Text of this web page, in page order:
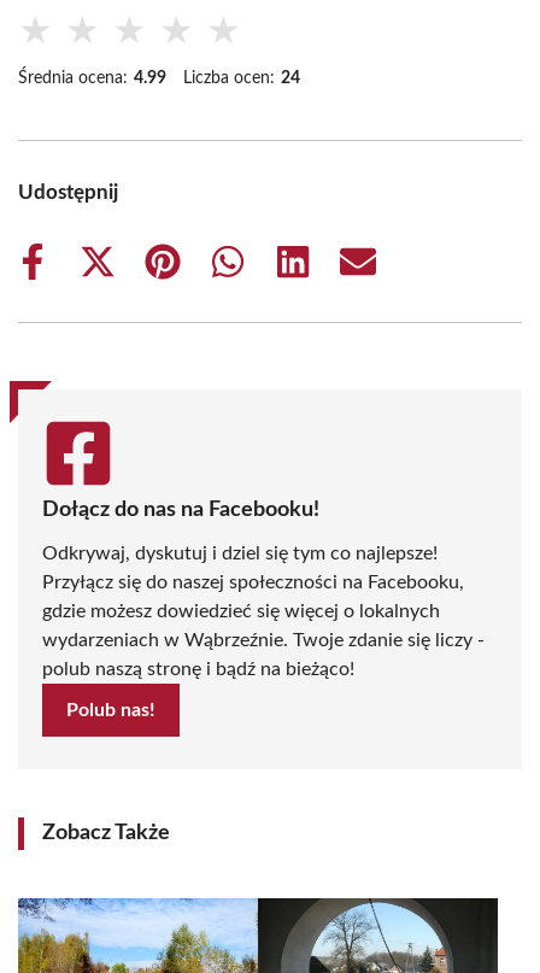
★ ★ ★ ★ ★
Średnia ocena: 4.99 Liczba ocen: 24
Udostępnij
Share
Share
(Twitter)
Share
Share
Share
Share
Dołącz do nas na Facebooku!
Odkrywaj, dyskutuj i dziel się tym co najlepsze!
Przyłącz się do naszej społeczności na Facebooku,
gdzie możesz dowiedzieć się więcej o lokalnych
wydarzeniach w Wąbrzeźnie. Twoje zdanie się liczy -
polub naszą stronę i bądź na bieżąco!
Polub nas!
Zobacz Także